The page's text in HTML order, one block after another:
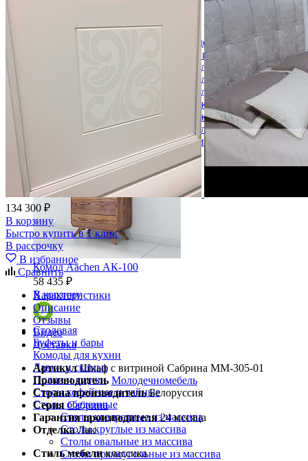
Антресоли на шкаф
Полки и ящики в шкаф для одежды
Шкаф 1-дверный для одежды и белья
Шкафы 2-х дверные для одежды и белья
Шкафы 3-х дверные для одежды и белья
Шкафы 4-х дверные для одежды и белья
Шкафы 5-ти дверные для одежды и белья
Шкафы 6-ти дверные для одежды и белья
Шкафы купе для одежды и белья
Шкафы угловые для одежды и белья
Комод Aachen АК-100
58 435 ₽
В корзину
Столовая
Буфеты и бары
Комоды для кухни
Лавки и скамьи
Полки и ящики
Столы кофейные и чайные
Столы обеденные
Столы квадратные из массива
Столы круглые из массива
Столы овальные из массива
Столы прямоугольные из массива
134 300 ₽
В корзину
Быстро купить в 1 клик
В рассрочку
В избранное
Сравнить
Характеристики
Описание
Отзывы
Видео
Доставка
Артикул Шкаф с витриной Сабрина ММ-305-01
Производитель Молодечномебель
Страна производитель Белоруссия
Серия Сабрина
Гарантия производителя 24 месяца
Отделка Лак
Стиль мебели классика